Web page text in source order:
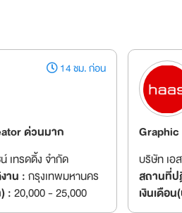
14 ชม. ก่อน
ด่วนมาก
เทรดดิ้ง จำกัด
าน :กรุงเทพมหานคร
:20,000 - 25,000
บริษัท เอ
สถานที่ป
เงินเดือ